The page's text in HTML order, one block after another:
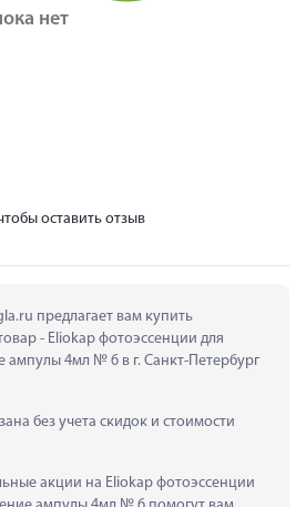
нет
оставить отзыв
предлагает вам купить
- Eliokap фотоэссенции для
4мл № 6 в г. Санкт-Петербург
без учета скидок и стоимости
акции на Eliokap фотоэссенции